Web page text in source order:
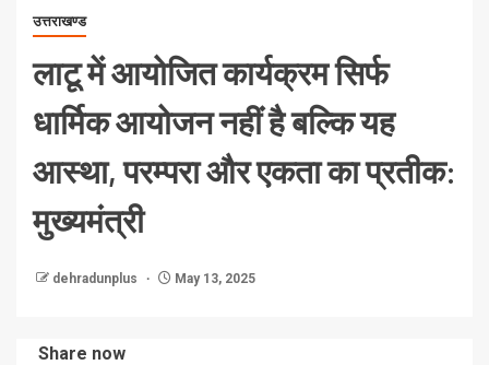
उत्तराखण्ड
लाटू में आयोजित कार्यक्रम सिर्फ
धार्मिक आयोजन नहीं है बल्कि यह
आस्था, परम्परा और एकता का प्रतीक:
मुख्यमंत्री
dehradunplus May 13, 2025
Share now